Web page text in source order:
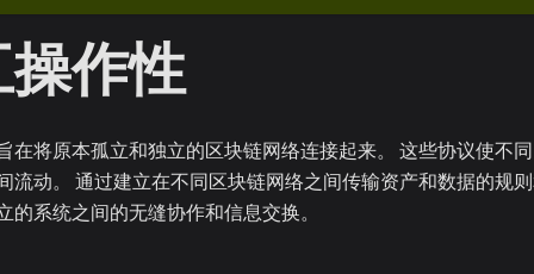
作性
在将原本孤立和独立的区块链网络连接起来。 这些协议使不
流动。 通过建立在不同区块链网络之间传输资产和数据的规
的系统之间的无缝协作和信息交换。